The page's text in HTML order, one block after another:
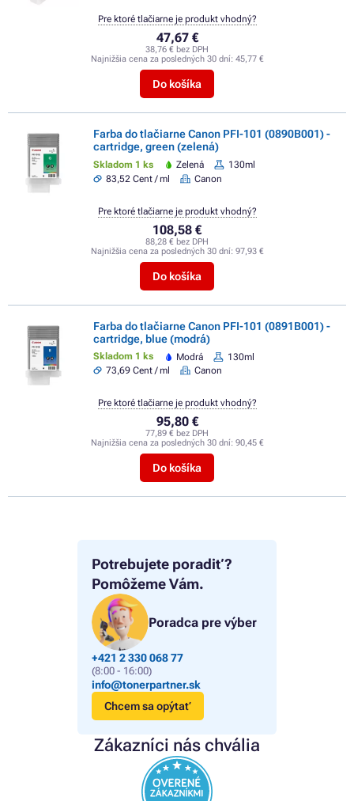
Potrebujete poradiť?
Pomôžeme Vám.
Poradca pre výber
+421 2 330 068 77
(8:00 - 16:00)
info@tonerpartner.sk
Chcem sa opýtať
Zákazníci nás chvália
47,67 €
38,76 € bez DPH
Najnižšia cena za posledných 30 dní: 45,77 €
Do košíka
Pre ktoré tlačiarne je produkt vhodný?
Farba do tlačiarne Canon PFI-101 (0890B001) -
cartridge, green (zelená)
Skladom 1 ks Zelená
130ml
83,52 Cent / ml
Canon
108,58 €
88,28 € bez DPH
Najnižšia cena za posledných 30 dní: 97,93 €
Do košíka
Pre ktoré tlačiarne je produkt vhodný?
Farba do tlačiarne Canon PFI-101 (0891B001) -
cartridge, blue (modrá)
Skladom 1 ks Modrá
130ml
73,69 Cent / ml
Canon
95,80 €
77,89 € bez DPH
Najnižšia cena za posledných 30 dní: 90,45 €
Do košíka
Pre ktoré tlačiarne je produkt vhodný?